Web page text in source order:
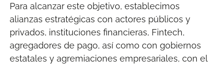
Para alcanzar este objetivo, establecimos
alianzas estratégicas con actores públicos y
privados, instituciones financieras, Fintech,
agregadores de pago, así como con gobiernos
estatales y agremiaciones empresariales, con el